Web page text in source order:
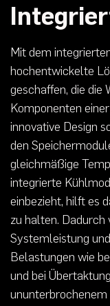
Mit dem
hochentwickelte
geschaffen, die die
Komponenten
innovative Design
den
gleichmäßige
integrierte
einbezieht, hilft es
zu halten. Dadurch
Systemleistung
Belastungen wie
und bei